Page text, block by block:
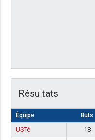
Résultats
Équipe Buts
USTé 18